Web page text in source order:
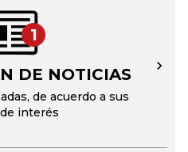
1
DE NOTICIAS
de acuerdo a sus
interés
→